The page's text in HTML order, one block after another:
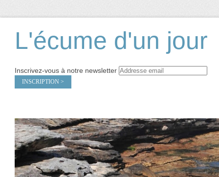
L'écume d'un jour
Inscrivez-vous à notre newsletter